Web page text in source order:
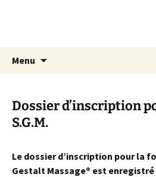
Menu
Dossier d’inscription
S.G.M.
Le dossier d’inscription pour la
Gestalt Massage® est